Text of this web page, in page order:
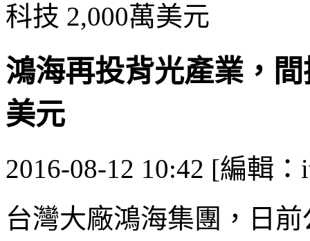
科技 2,000萬美元
鴻海再投背光產業，
美元
2016-08-12 10:42 [編輯：
台灣大廠鴻海集團，日